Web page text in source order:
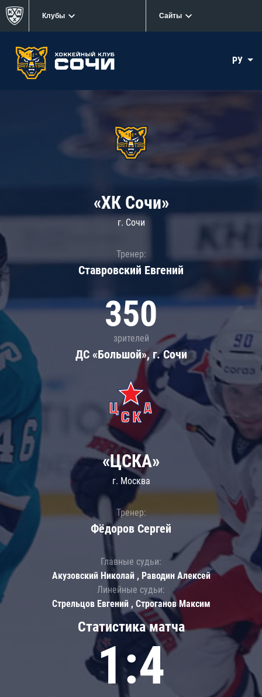
Клубы Сайты
РУ
«ХК Сочи»
г. Сочи
Тренер:
Ставровский Евгений
350
зрителей
ДС «Большой», г. Сочи
Статистика матча
1:4
«ЦСКА»
г. Москва
Тренер:
Фёдоров Сергей
Главные судьи:
Акузовский Николай , Раводин Алексей
Линейные судьи:
Стрельцов Евгений , Строганов Максим